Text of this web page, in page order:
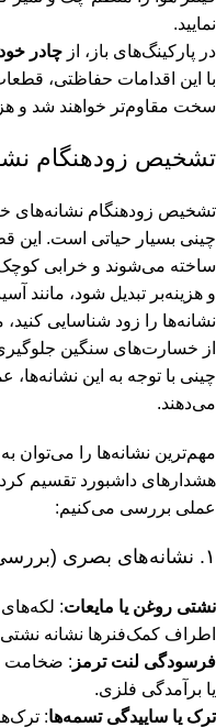
نمایید.
در پارکینگ‌های باز، از چادر
با این اقدامات حفاظتی،
سخت مقاوم‌تر خواهند شد و
تشخیص زودهنگام
تشخیص زودهنگام نشانه‌های
چینی بسیار حیاتی است. این
ساخته می‌شوند و خرابی
و هزینه‌بر تبدیل شود، مانند
نشانه‌ها را زود شناسایی
از خسارت‌های سنگین
چینی با توجه به این نشانه‌ها،
می‌دهند.
مهم‌ترین نشانه‌ها را
هشدارهای داشبورد تقسیم کرد.
عملی بررسی می‌کنیم:
۱. نشانه‌های بصری (بررسی ظاهری)
نشتی روغن یا مایعات:
اطراف کمک‌فنرها نشانه
فرسودگی لنت ترمز
یا برآمدگی فلزی.
ترک یا ساییدگی تسمه‌ها: